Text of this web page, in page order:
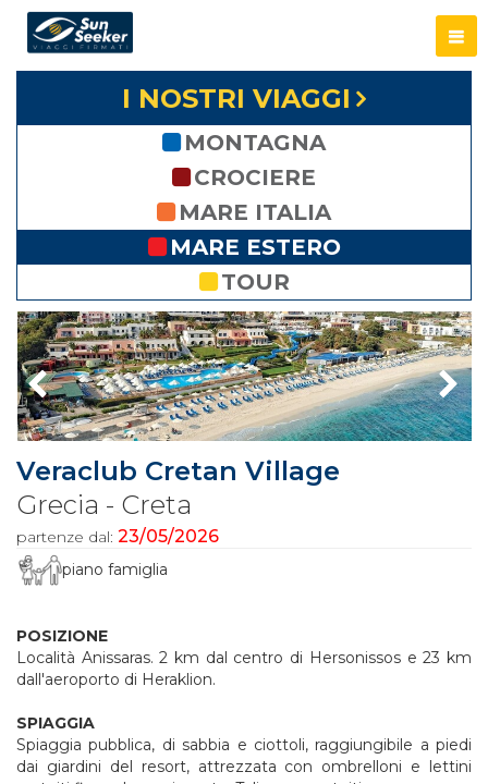
I NOSTRI VIAGGI
MONTAGNA
CROCIERE
MARE ITALIA
MARE ESTERO
TOUR
Veraclub Cretan Village
Grecia - Creta
partenze dal: 23/05/2026
piano famiglia
POSIZIONE
Località Anissaras. 2 km dal centro di Hersonissos e 23 km
dall'aeroporto di Heraklion.
SPIAGGIA
Spiaggia pubblica, di sabbia e ciottoli, raggiungibile a piedi
dai giardini del resort, attrezzata con ombrelloni e lettini